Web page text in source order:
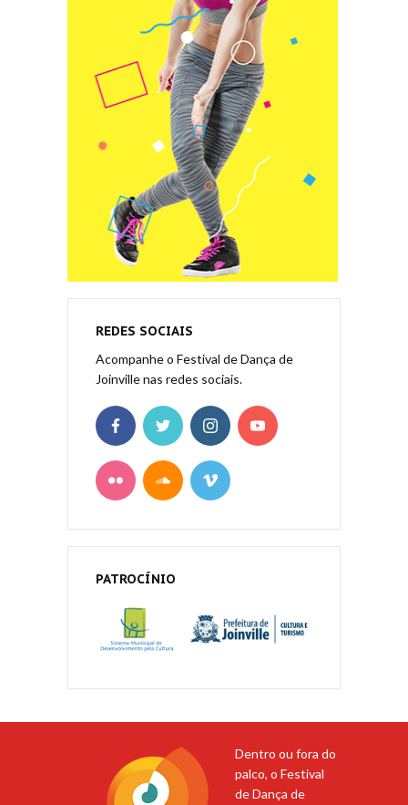
REDES SOCIAIS
Acompanhe o Festival de Dança de
Joinville nas redes sociais.
PATROCÍNIO
Dentro ou fora do
palco, o Festival
de Dança de